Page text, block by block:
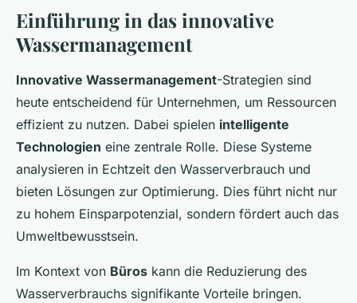
Einführung in das innovative
Wassermanagement
Innovative Wassermanagement-Strategien sind
heute entscheidend für Unternehmen, um Ressourcen
effizient zu nutzen. Dabei spielen intelligente
Technologien eine zentrale Rolle. Diese Systeme
analysieren in Echtzeit den Wasserverbrauch und
bieten Lösungen zur Optimierung. Dies führt nicht nur
zu hohem Einsparpotenzial, sondern fördert auch das
Umweltbewusstsein.
Im Kontext von Büros kann die Reduzierung des
Wasserverbrauchs signifikante Vorteile bringen.